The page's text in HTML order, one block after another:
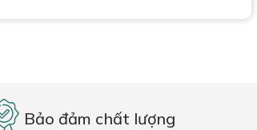
Bảo đảm chất lượng